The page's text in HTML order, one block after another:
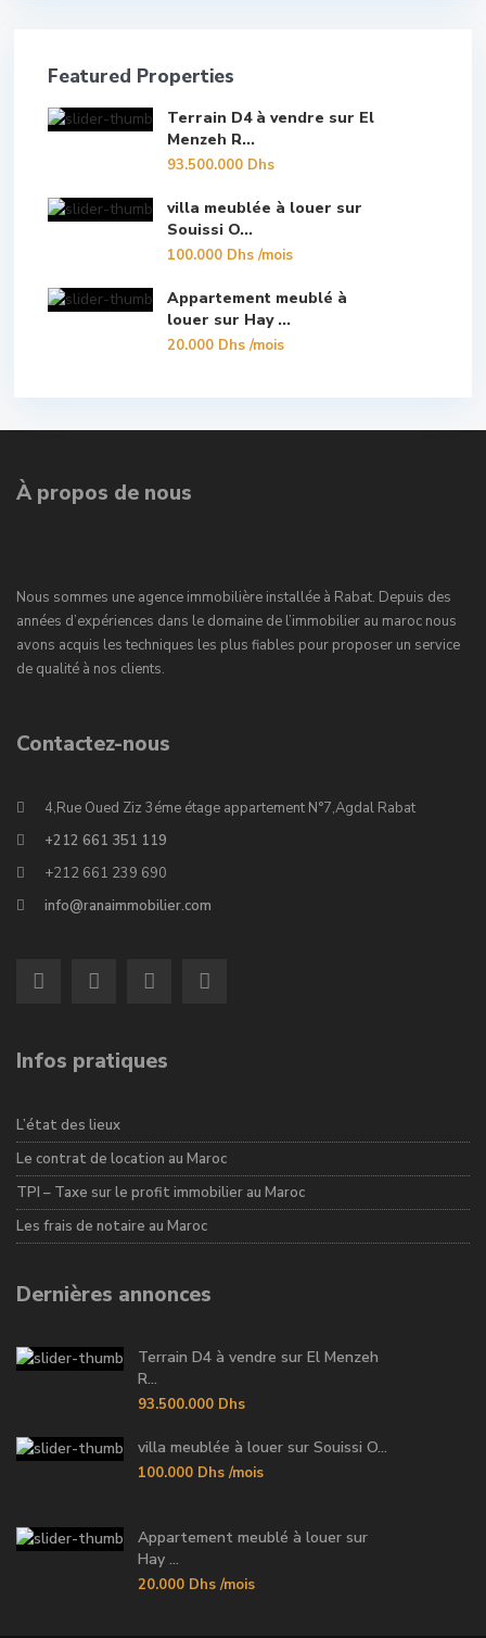
Featured Properties
Terrain D4 à vendre sur El
Menzeh R...
93.500.000 Dhs
villa meublée à louer sur
Souissi O...
100.000 Dhs/mois
Appartement meublé à
louer sur Hay ...
20.000 Dhs/mois
À propos de nous
Nous sommes une agence immobilière installée à Rabat. Depuis des
années d’expériences dans le domaine de l’immobilier au maroc nous
avons acquis les techniques les plus fiables pour proposer un service
de qualité à nos clients.
Contactez-nous
4,Rue Oued Ziz 3éme étage appartement N°7,Agdal Rabat
+212 661 351 119
+212 661 239 690
info@ranaimmobilier.com
Infos pratiques
L’état des lieux
Le contrat de location au Maroc
TPI – Taxe sur le profit immobilier au Maroc
Les frais de notaire au Maroc
Dernières annonces
Terrain D4 à vendre sur El Menzeh
R...
93.500.000 Dhs
villa meublée à louer sur Souissi O...
100.000 Dhs /mois
Appartement meublé à louer sur
Hay ...
20.000 Dhs /mois